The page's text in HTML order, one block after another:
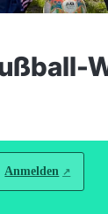
Anmelden